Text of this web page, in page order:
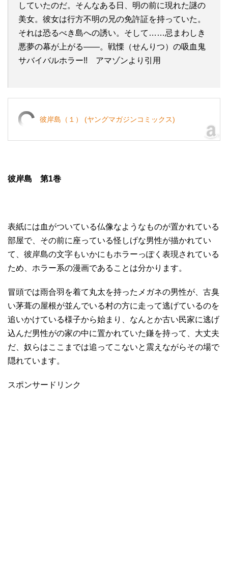
していたのだ。そんなある日、明の前に現れた謎の
美女。彼女は行方不明の兄の免許証を持っていた。
それは恐るべき島への誘い。そして……忌まわしき
悪夢の幕が上がる――。戦慄（せんりつ）の吸血鬼
サバイバルホラー!! アマゾンより引用
彼岸島（１） (ヤングマガジンコミックス)
彼岸島 第1巻
表紙には血がついている仏像なようなものが置かれている
部屋で、その前に座っている怪しげな男性が描かれてい
て、彼岸島の文字もいかにもホラーっぽく表現されている
ため、ホラー系の漫画であることは分かります。
冒頭では雨合羽を着て丸太を持ったメガネの男性が、古臭
い茅葺の屋根が並んでいる村の方に走って逃げているのを
追いかけている様子から始まり、なんとか古い民家に逃げ
込んだ男性がの家の中に置かれていた鎌を持って、大丈夫
だ、奴らはここまでは追ってこないと震えながらその場で
隠れています。
スポンサードリンク